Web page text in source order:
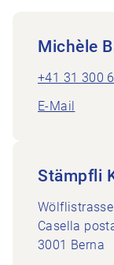
Michèle
+41 31 300
E-Mail
Stämpfli
Casella
3001 Berna